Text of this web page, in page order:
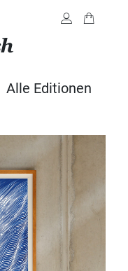
Alle Editionen